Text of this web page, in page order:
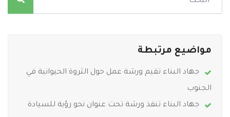
مواضيع مرتبطة
جهاد البناء تقيم ورشة عمل حول الثروة الحيوانية في
الجنوب
جهاد البناء تنفذ ورشة تحت عنوان نحو رؤية للسيادة